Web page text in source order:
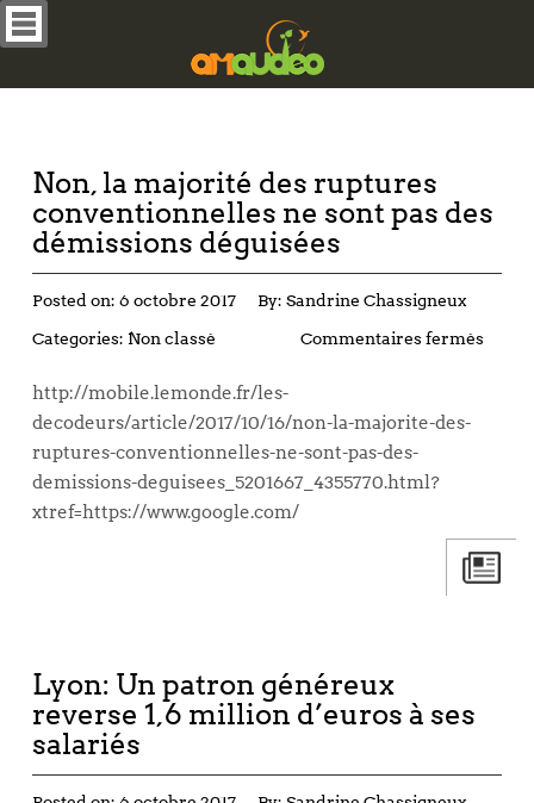
Non, la majorité des ruptures
conventionnelles ne sont pas des
démissions déguisées
Posted on: 6 octobre 2017 By: Sandrine Chassigneux
Categories: Non classé Commentaires fermés
http://mobile.lemonde.fr/les-
decodeurs/article/2017/10/16/non-la-majorite-des-
ruptures-conventionnelles-ne-sont-pas-des-
demissions-deguisees_5201667_4355770.html?
xtref=https://www.google.com/
Lyon: Un patron généreux
reverse 1,6 million d’euros à ses
salariés